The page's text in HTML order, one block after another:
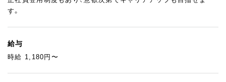
す。
給与
時給 1,180円〜